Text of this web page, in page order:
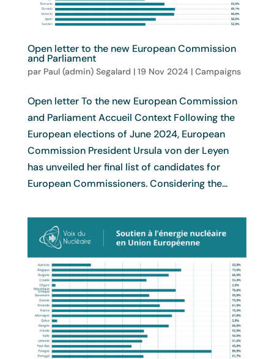
Open letter to the new European Commission
and Parliament
par Paul (admin) Segalard | 19 Nov 2024| Campaigns
Open letter To the new European Commission
and Parliament Accueil Context Following the
European elections of June 2024, European
Commission President Ursula von der Leyen
has unveiled her final list of candidates for
European Commissioners. Considering the...